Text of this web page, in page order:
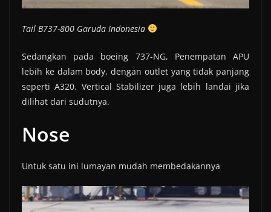
Tail B737-800 Garuda Indonesia
Sedangkan pada boeing 737-NG, Penempatan APU
lebih ke dalam body, dengan outlet yang tidak panjang
seperti A320. Vertical Stabilizer juga lebih landai jika
dilihat dari sudutnya.
Nose
Untuk satu ini lumayan mudah membedakannya